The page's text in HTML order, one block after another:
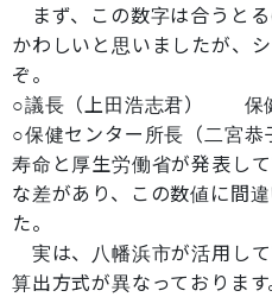
まず、この数字は合うと
かわしいと思いましたが、
ぞ。
○議長（上田浩志君） 保健
○保健センター所長（二宮
寿命と厚生労働省が発表し
な差があり、この数値に間
た。
実は、八幡浜市が活用し
算出方式が異なっておりま